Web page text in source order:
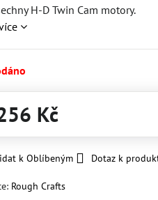
H-D Twin Cam motory.
Kč
k Oblíbeným Dotaz k
Rough Crafts